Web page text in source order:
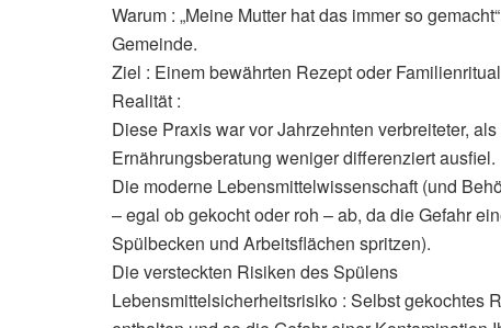
Warum : „Meine Mutter hat das immer so
Gemeinde.
Ziel : Einem bewährten Rezept oder
Realität :
Diese Praxis war vor Jahrzehnten verbreiteter,
Ernährungsberatung weniger differenziert ausfiel.
Die moderne Lebensmittelwissenschaft (und
– egal ob gekocht oder roh – ab, da die Gefahr
Spülbecken und Arbeitsflächen spritzen).
Die versteckten Risiken des Spülens
Lebensmittelsicherheitsrisiko : Selbst gekochtes